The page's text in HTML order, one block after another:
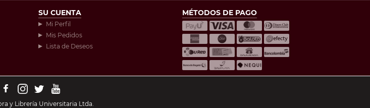
SU CUENTA
Mi Perfil
Mis Pedidos
Lista de Deseos
MÉTODOS DE PAGO
y Librería Universitaria Ltda.